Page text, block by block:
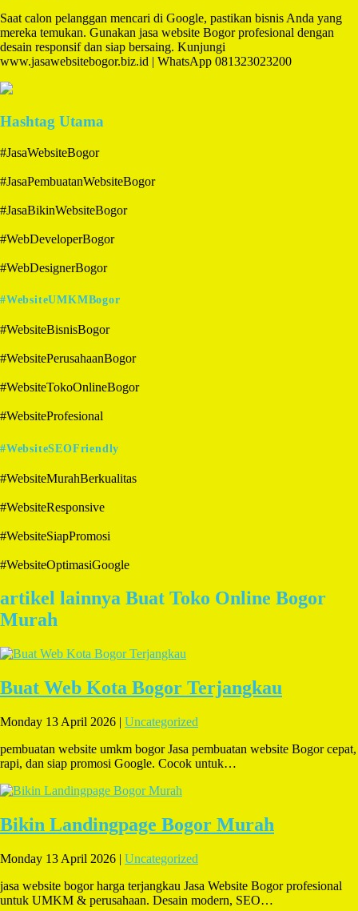
Saat calon pelanggan mencari di Google, pastikan bisnis Anda yang
mereka temukan. Gunakan jasa website Bogor profesional dengan
desain responsif dan siap bersaing. Kunjungi
www.jasawebsitebogor.biz.id | WhatsApp 081323023200
Hashtag Utama
#JasaWebsiteBogor
#JasaPembuatanWebsiteBogor
#JasaBikinWebsiteBogor
#WebDeveloperBogor
#WebDesignerBogor
#WebsiteUMKMBogor
#WebsiteBisnisBogor
#WebsitePerusahaanBogor
#WebsiteTokoOnlineBogor
#WebsiteProfesional
#WebsiteSEOFriendly
#WebsiteMurahBerkualitas
#WebsiteResponsive
#WebsiteSiapPromosi
#WebsiteOptimasiGoogle
artikel lainnya Buat Toko Online Bogor
Murah
Buat Web Kota Bogor Terjangkau
Monday 13 April 2026 | Uncategorized
pembuatan website umkm bogor Jasa pembuatan website Bogor cepat,
rapi, dan siap promosi Google. Cocok untuk…
Bikin Landingpage Bogor Murah
Monday 13 April 2026 | Uncategorized
jasa website bogor harga terjangkau Jasa Website Bogor profesional
untuk UMKM & perusahaan. Desain modern, SEO…